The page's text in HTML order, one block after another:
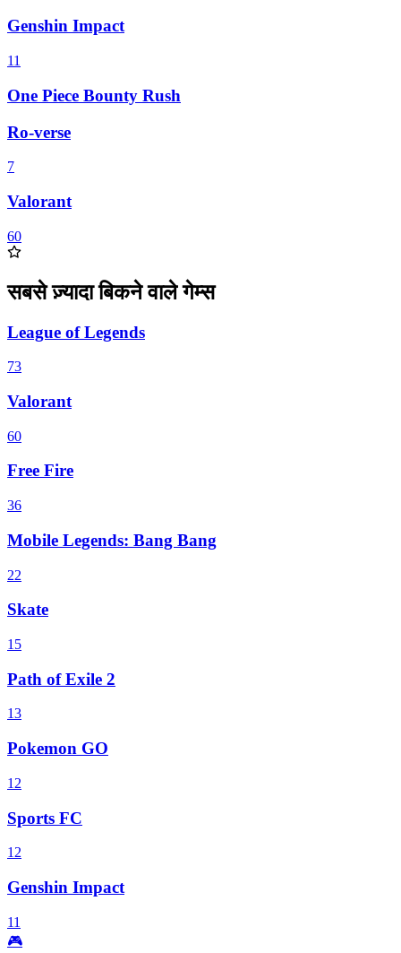
Genshin Impact
11
One Piece Bounty Rush
Ro-verse
7
Valorant
60
सबसे ज़्यादा बिकने वाले गेम्स
League of Legends
73
Valorant
60
Free Fire
36
Mobile Legends: Bang Bang
22
Skate
15
Path of Exile 2
13
Pokemon GO
12
Sports FC
12
Genshin Impact
11
🎮